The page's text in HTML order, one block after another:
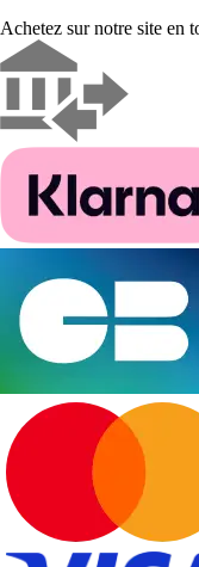
Achetez sur notre site en